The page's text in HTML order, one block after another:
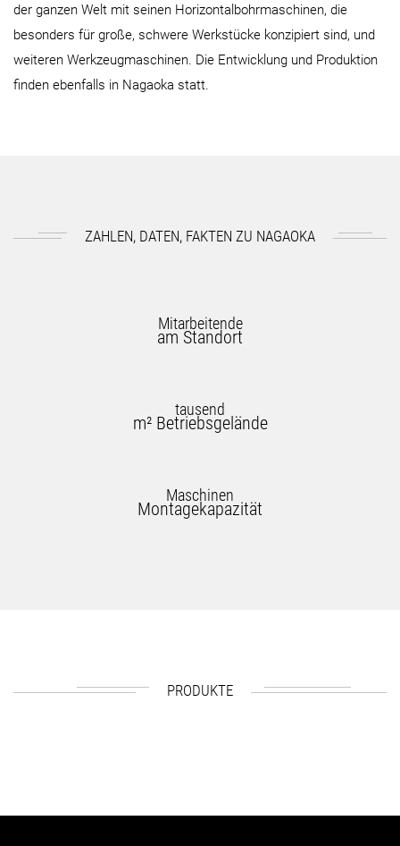
der ganzen Welt mit seinen Horizontalbohrmaschinen, die
besonders für große, schwere Werkstücke konzipiert sind, und
weiteren Werkzeugmaschinen. Die Entwicklung und Produktion
finden ebenfalls in Nagaoka statt.
ZAHLEN, DATEN, FAKTEN ZU NAGAOKA
Mitarbeitende
am Standort
tausend
m² Betriebsgelände
Maschinen
Montagekapazität
PRODUKTE